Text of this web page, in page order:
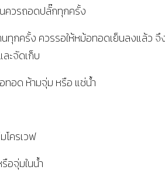
นควรถอดปลั๊กทุกครั้ง
นทุกครั้ง ควรรอให้หม้อทอดเย็นลงแล้ว จึ
ะจัดเก็บ
ทอด ห้ามจุ่ม หรือ แช่น้ำ
โครเวฟ
อจุ่มในน้ำ